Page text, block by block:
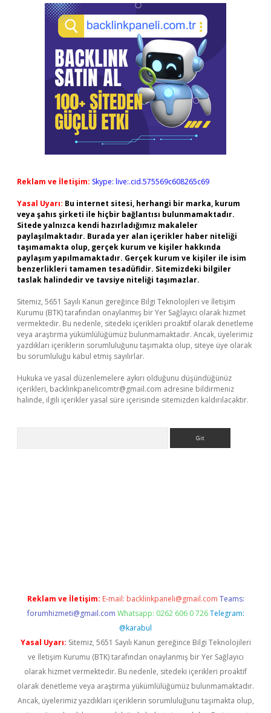
Reklam ve İletişim: Skype: live:.cid.575569c608265c69
Yasal Uyarı: Bu internet sitesi, herhangi bir marka, kurum
veya şahıs şirketi ile hiçbir bağlantısı bulunmamaktadır.
Sitede yalnızca kendi hazırladığımız makaleler
paylaşılmaktadır. Burada yer alan içerikler haber niteliği
taşımamakta olup, gerçek kurum ve kişiler hakkında
paylaşım yapılmamaktadır. Gerçek kurum ve kişiler ile isim
benzerlikleri tamamen tesadüfidir. Sitemizdeki bilgiler
taslak halindedir ve tavsiye niteliği taşımazlar.
Sitemiz, 5651 Sayılı Kanun gereğince Bilgi Teknolojileri ve İletişim
Kurumu (BTK) tarafından onaylanmış bir Yer Sağlayıcı olarak hizmet
vermektedir. Bu nedenle, sitedeki içerikleri proaktif olarak denetleme
veya araştırma yükümlülüğümüz bulunmamaktadır. Ancak, üyelerimiz
yazdıkları içeriklerin sorumluluğunu taşımakta olup, siteye üye olarak
bu sorumluluğu kabul etmiş sayılırlar.
Hukuka ve yasal düzenlemelere aykırı olduğunu düşündüğünüz
içerikleri, backlinkpanelicomtr@gmail.com adresine bildirmeniz
halinde, ilgili içerikler yasal süre içerisinde sitemizden kaldırılacaktır.
Reklam ve İletişim: E-mail: backlinkpaneli@gmail.com Teams:
forumhizmeti@gmail.com Whatsapp: 0262 606 0 726 Telegram:
@karabul
Yasal Uyarı: Sitemiz, 5651 Sayılı Kanun gereğince Bilgi Teknolojileri
ve İletişim Kurumu (BTK) tarafından onaylanmış bir Yer Sağlayıcı
olarak hizmet vermektedir. Bu nedenle, sitedeki içerikleri proaktif
olarak denetleme veya araştırma yükümlülüğümüz bulunmamaktadır.
Ancak, üyelerimiz yazdıkları içeriklerin sorumluluğunu taşımakta olup,